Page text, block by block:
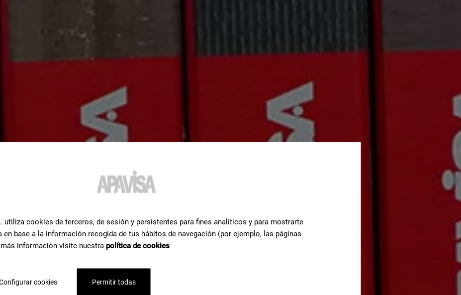
utiliza cookies de terceros, de sesión y persistentes para fines analíticos y para mostrarte
en base a la información recogida de tus hábitos de navegación (por ejemplo, las páginas
información visite nuestra política de cookies
cookies Permitir todas